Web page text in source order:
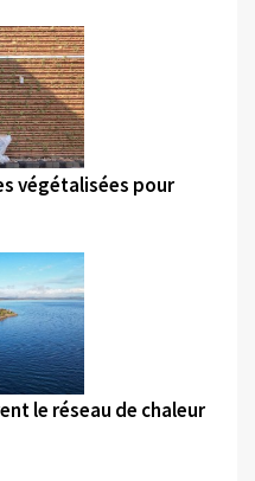
végétalisées pour
le réseau de chaleur